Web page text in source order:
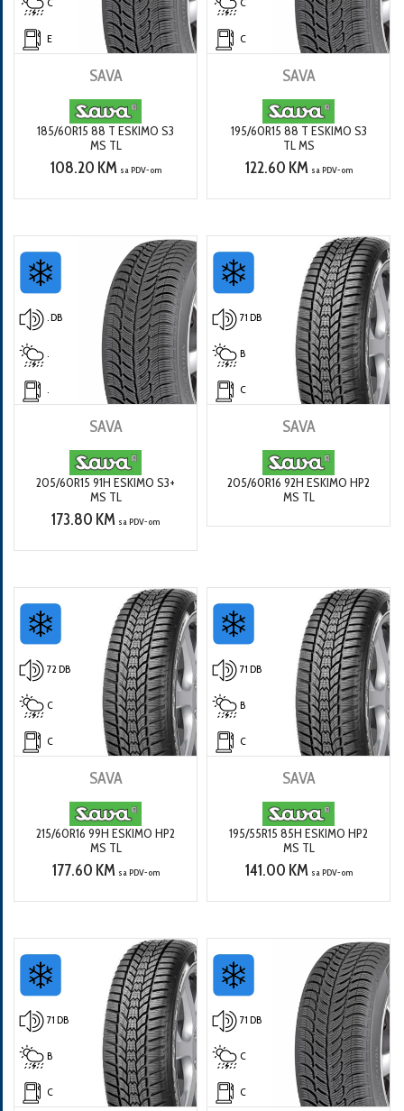
E
SAVA
185/60R15 88 T ESKIMO S3
MS TL
108.20 KM sa PDV-om
C
SAVA
195/60R15 88 T ESKIMO S3
TL MS
122.60 KM sa PDV-om
. DB
.
.
SAVA
205/60R15 91H ESKIMO S3+
MS TL
173.80 KM sa PDV-om
71 DB
B
C
SAVA
205/60R16 92H ESKIMO HP2
MS TL
72 DB
C
C
SAVA
215/60R16 99H ESKIMO HP2
MS TL
177.60 KM sa PDV-om
71 DB
B
C
SAVA
195/55R15 85H ESKIMO HP2
MS TL
141.00 KM sa PDV-om
71 DB
B
C
71 DB
C
C